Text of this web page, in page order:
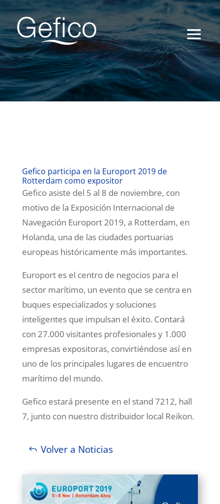
Gefico participa en la Europort 2019 de
Rotterdam como expositor
Gefico asiste del 5 al 8 de noviembre, con
motivo de la Exposición Internacional de
Navegación Europort 2019, a Rotterdam, en
Holanda, una de las ciudades portuarias
europeas históricamente más importantes.
Europort es el centro de negocios para el
sector marítimo, un evento que se centra en
buques especializados y soluciones
inteligentes que impulsan el éxito. Contará
con 27.000 visitantes profesionales y 1.000
empresas expositoras, convirtiéndose así en
uno de los principales lugares de encuentro
marítimo del mundo.
Gefico estará presente en el stand 7212, hall
7, junto con nuestro distribuidor local Reikon.
Volver a Noticias